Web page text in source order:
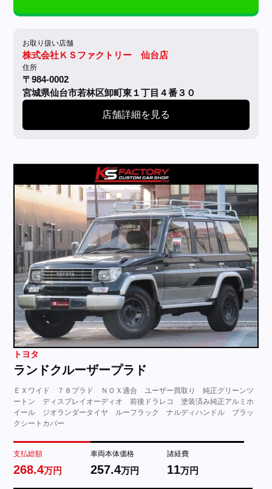
お取り扱い店舗
株式会社ＫＳファクトリー 仙台店
住所
〒984-0002
宮城県仙台市若林区卸町東１丁目４番３０
店舗詳細を見る
トヨタ
ランドクルーザープラド
ＥＸワイド ７８プラド ＮＯＸ適合 ユーザー買取り 純正グリーンツ
ートン ディスプレイオーディオ 前後ドラレコ 塗装済み純正アルミホ
イール ジオランダータイヤ ルーフラック ナルディハンドル ブラッ
クシートカバー
支払総額
268.4万円
車両本体価格
257.4万円
諸経費
11万円